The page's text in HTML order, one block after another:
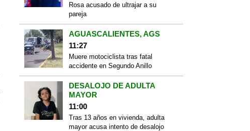
Rosa acusado de ultrajar a su
pareja
AGUASCALIENTES, AGS
11:27
Muere motociclista tras fatal
accidente en Segundo Anillo
DESALOJO DE ADULTA
MAYOR
11:00
Tras 13 años en vivienda, adulta
mayor acusa intento de desalojo